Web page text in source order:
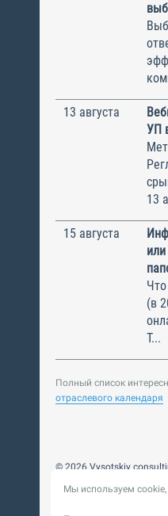
13 августа
УП
13
15 августа
(в
Т...
Полный список
отраслевого календаря
© 2026 Vysotskiy
Цифровизация, BIM,
Мы используем